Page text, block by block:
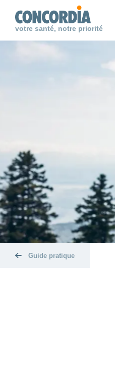
votre santé, notre priorité
Chercher
Chercher
Chercher
Guide pratique